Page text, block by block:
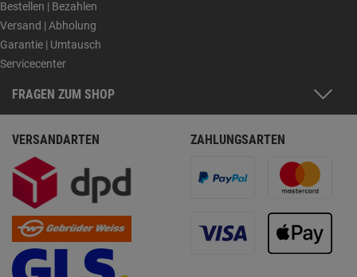
Bestellen | Bezahlen
Versand | Abholung
Garantie | Umtausch
Servicecenter
FRAGEN ZUM SHOP
VERSANDARTEN ZAHLUNGSARTEN